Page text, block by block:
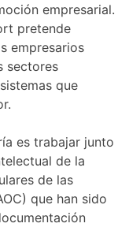
empresarial.
pretende
empresarios
sectores
que
es trabajar junto
de la
de las
que han sido